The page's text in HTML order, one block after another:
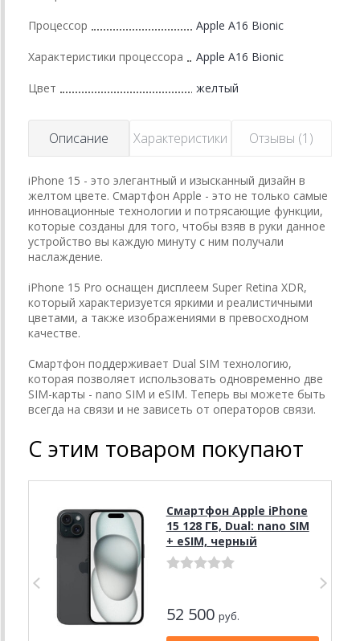
Процессор Apple A16 Bionic
Характеристики процессора Apple A16 Bionic
Цвет желтый
Описание Характеристики Отзывы (1)
iPhone 15 - это элегантный и изысканный дизайн в
желтом цвете. Смартфон Apple - это не только самые
инновационные технологии и потрясающие функции,
которые созданы для того, чтобы взяв в руки данное
устройство вы каждую минуту с ним получали
наслаждение.
iPhone 15 Pro оснащен дисплеем Super Retina XDR,
который характеризуется яркими и реалистичными
цветами, а также изображениями в превосходном
качестве.
Смартфон поддерживает Dual SIM технологию,
которая позволяет использовать одновременно две
SIM-карты - nano SIM и eSIM. Теперь вы можете быть
всегда на связи и не зависеть от операторов связи.
С этим товаром покупают
Смартфон Apple iPhone
15 128 ГБ, Dual: nano SIM
+ eSIM, черный
52 500 руб.